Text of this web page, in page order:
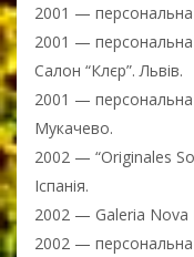
2001 — персональна
2001 — персональна
Салон “Клєр”. Львів.
2001 — персональна
Мукачево.
2002 — “Originales
Іспанія.
2002 — Galeria Nova
2002 — персональна